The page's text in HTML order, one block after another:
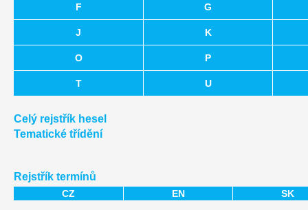
F G
J K
O P
T U
Celý rejstřík hesel
Tematické třídění
Rejstřík termínů
CZ EN SK